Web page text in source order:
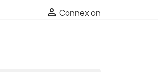
 Connexion